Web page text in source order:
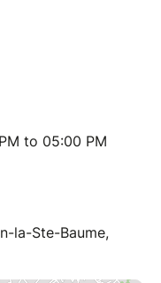
to 05:00 PM
la-Ste-Baume,